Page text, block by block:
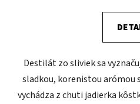
Destilát zo sliviek sa
sladkou, korenistou arómou
vychádza z chuti jadierka